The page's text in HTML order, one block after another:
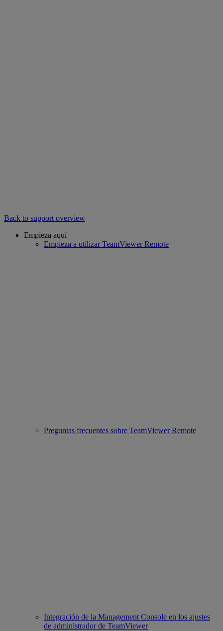
Back to support overview
Empieza aquí
Empieza a utilizar TeamViewer Remote
Preguntas frecuentes sobre TeamViewer Remote
Integración de la Management Console en los ajustes
de administrador de TeamViewer